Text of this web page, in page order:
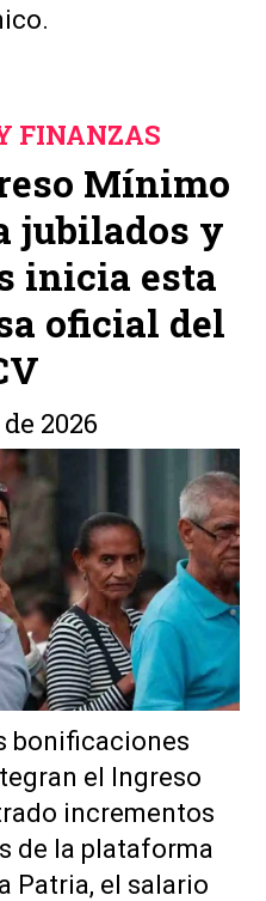
Mínimo
jubilados y
inicia esta
oficial del
FINANZAS
2026
bonificaciones
el Ingreso
incrementos
de la plataforma
Patria, el salario